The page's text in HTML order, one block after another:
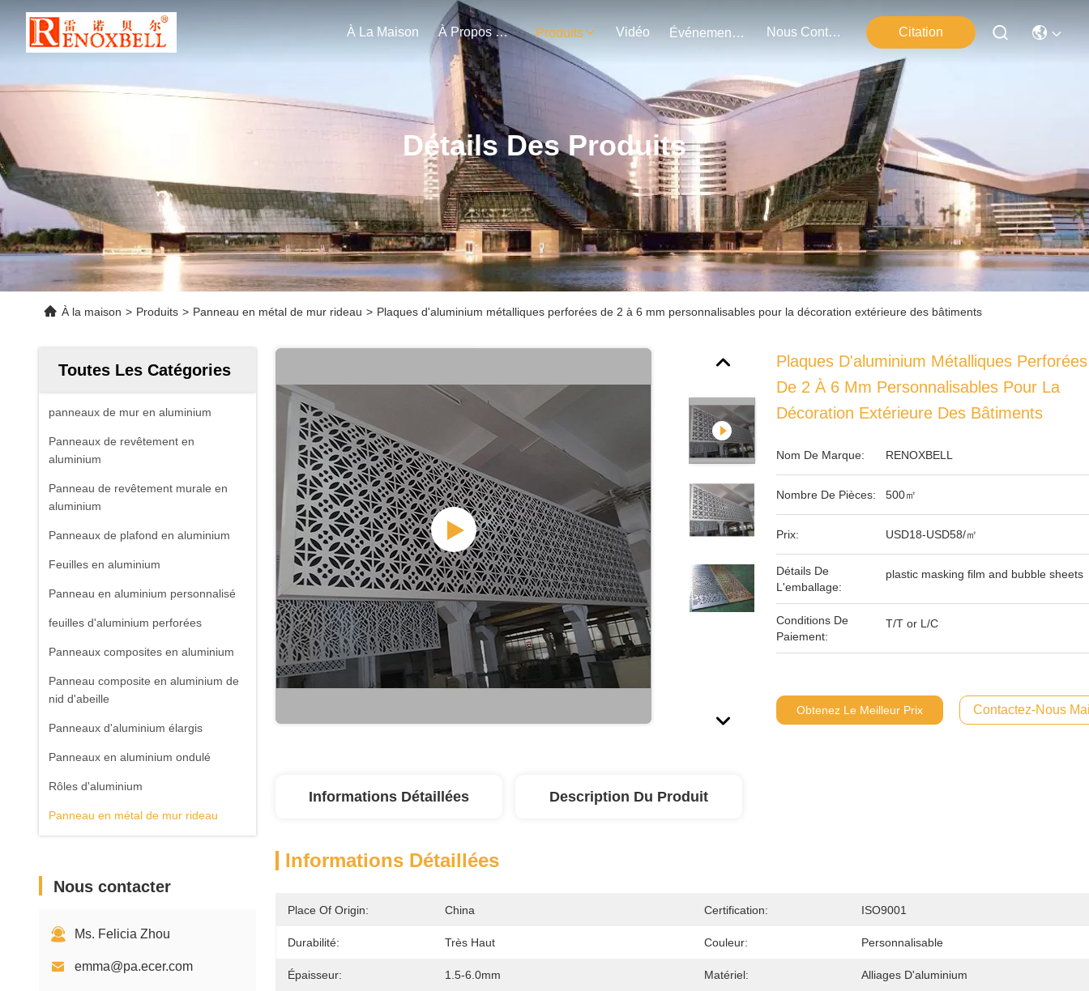
À La Maison À Propos De Nous Produits Vidéo Événements Nous Contacter Citation
Détails Des Produits
À la maison > Produits > Panneau en métal de mur rideau > Plaques d'aluminium métalliques perforées de 2 à 6 mm personnalisables pour la décoration extérieure des bâtiments
Toutes Les Catégories
panneaux de mur en aluminium
Panneaux de revêtement en
aluminium
Panneau de revêtement murale en
aluminium
Panneaux de plafond en aluminium
Feuilles en aluminium
Panneau en aluminium personnalisé
feuilles d'aluminium perforées
Panneaux composites en aluminium
Panneau composite en aluminium de
nid d'abeille
Panneaux d'aluminium élargis
Panneaux en aluminium ondulé
Rôles d'aluminium
Panneau en métal de mur rideau
Nous contacter
Ms. Felicia Zhou
emma@pa.ecer.com
Plaques D'aluminium Métalliques Perforées
De 2 À 6 Mm Personnalisables Pour La
Décoration Extérieure Des Bâtiments
Nom De Marque: RENOXBELL
Nombre De Pièces: 500㎡
Prix: USD18-USD58/㎡
Détails De
L'emballage:
plastic masking film and bubble sheets
Conditions De
Paiement:
T/T or L/C
Obtenez Le Meilleur Prix Contactez-Nous
Informations Détaillées Description Du Produit
Informations Détaillées
Place Of Origin: China Certification: ISO9001
Durabilité: Très Haut Couleur: Personnalisable
Épaisseur: 1.5-6.0mm Matériel: Alliages D'aluminium